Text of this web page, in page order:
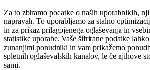
Za to zbiramo podatke o naših uporabnikih,
napravah. To uporabljamo za stalno
in za prikaz prilagojenega oglaševanja in
statistike uporabe. Vaše šifrirane podatke
zunanjimi ponudniki in vam prikažemo
spletnih oglaševalskih kanalov, le če njihove
sami.